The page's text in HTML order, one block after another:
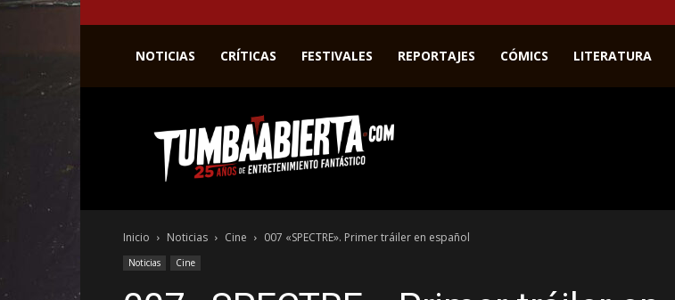
NOTICIAS CRÍTICAS FESTIVALES REPORTAJES CÓMICS LITERATURA
web
del
entretenimiento
el
género
Inicio Noticias Cine 007 «SPECTRE». Primer tráiler en español
Noticias Cine